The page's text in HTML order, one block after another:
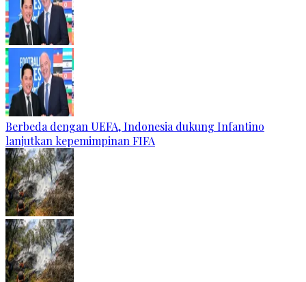
Berbeda dengan UEFA, Indonesia dukung Infantino
lanjutkan kepemimpinan FIFA